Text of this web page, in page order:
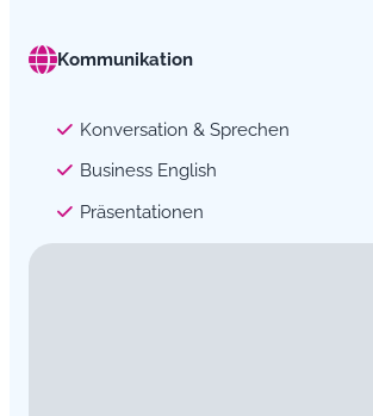
Kommunikation
Konversation & Sprechen
Business English
Präsentationen